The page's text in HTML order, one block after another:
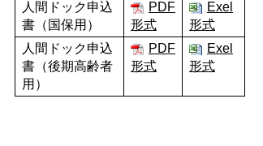
人間ドック申込
書（国保用）
PDF
形式
Exel
形式
人間ドック申込
書（後期高齢者
用）
PDF
形式
Exel
形式